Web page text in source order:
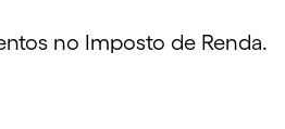
no Imposto de Renda.